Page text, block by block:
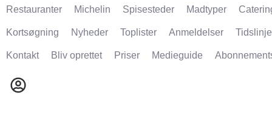
Restauranter Michelin Spisesteder Madtyper
Kortsøgning Nyheder Toplister Anmeldelser Tidslinje
Kontakt Bliv oprettet Priser Medieguide